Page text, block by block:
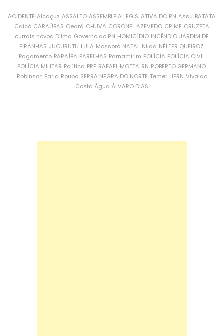
ACIDENTE Alcaçuz ASSALTO ASSEMBLEIA LEGISLATIVA DO RN Assu BATATA
Caicó CARAÚBAS Ceará CHUVA CORONEL AZEVEDO CRIME CRUZETA
currais novos Dilma Governo do RN HOMICÍDIO INCÊNDIO JARDIM DE
PIRANHAS JUCURUTU LULA Mossoró NATAL Nilda NÉLTER QUEIROZ
Pagamento PARAÍBA PARELHAS Parnamirim POLÍCIA POLÍCIA CIVIL
POLÍCIA MILITAR Política PRF RAFAEL MOTTA RN ROBERTO GERMANO
Robinson Faria Roubo SERRA NEGRA DO NORTE Temer UFRN Vivaldo
Costa Água ÁLVARO DIAS